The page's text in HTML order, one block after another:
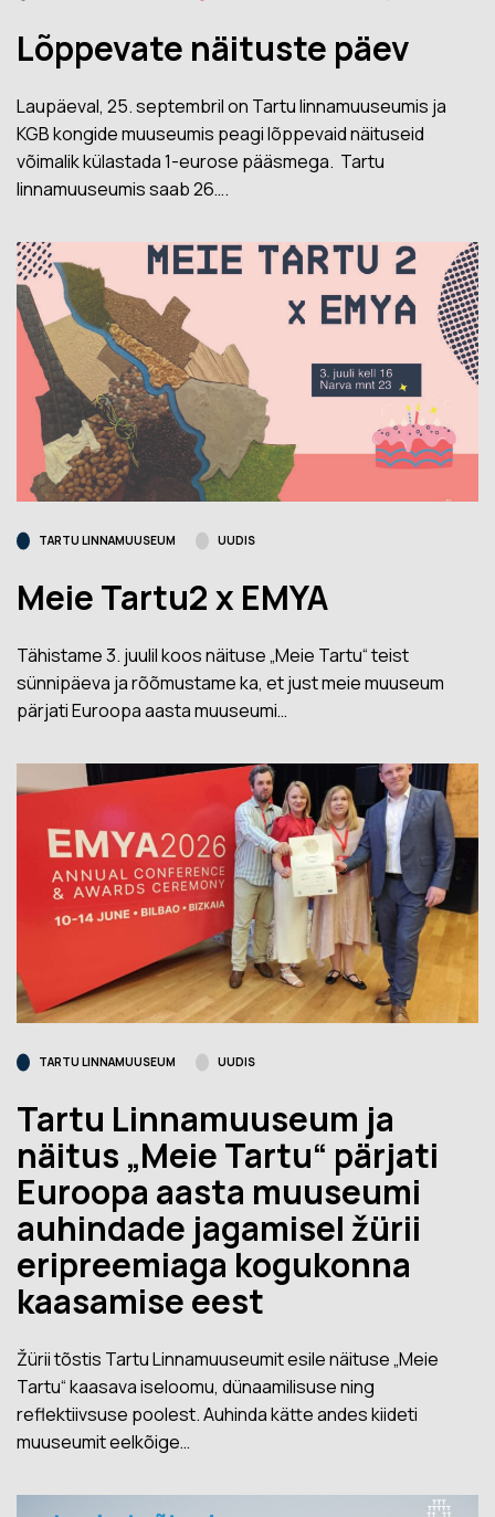
Lõppevate näituste päev
Laupäeval, 25. septembril on Tartu linnamuuseumis ja
KGB kongide muuseumis peagi lõppevaid näituseid
võimalik külastada 1-eurose pääsmega. Tartu
linnamuuseumis saab 26….
TARTU LINNAMUUSEUM UUDIS
Meie Tartu2 x EMYA
Tähistame 3. juulil koos näituse „Meie Tartu“ teist
sünnipäeva ja rõõmustame ka, et just meie muuseum
pärjati Euroopa aasta muuseumi…
TARTU LINNAMUUSEUM UUDIS
Tartu Linnamuuseum ja
näitus „Meie Tartu“ pärjati
Euroopa aasta muuseumi
auhindade jagamisel žürii
eripreemiaga kogukonna
kaasamise eest
Žürii tõstis Tartu Linnamuuseumit esile näituse „Meie
Tartu“ kaasava iseloomu, dünaamilisuse ning
reflektiivsuse poolest. Auhinda kätte andes kiideti
muuseumit eelkõige…